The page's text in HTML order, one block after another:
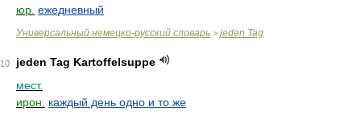
юр. ежедневный
Универсальный немецко-русский словарь > jeden Tag
10
jeden Tag Kartoffelsuppe
мест.
ирон.
каждый день одно и то же